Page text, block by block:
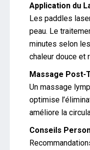
Application du
Les paddles
peau. Le
minutes selon
chaleur douce et
Massage Post-
Un massage
optimise
améliore la
Conseils